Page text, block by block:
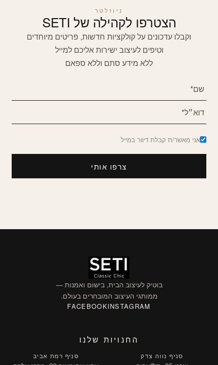
ניוזלטר
הצטרפו לקהילה של SETI
וקבלו עדכונים על קולקציות חדשות, פריטים מיוחדים
וטיפים לעיצוב ישירות אליכם למייל
ללא מידע סתם וללא ספאם
אני מאשר/ת קבלת דיוור במייל
בוטיק לעיצוב הבית, בישום ואמנות —
ממותגי העיצוב המובחרים בעולם.
INSTAGRAM
FACEBOOK
החנויות שלנו
סניף נווה צדק סניף רמת אביב